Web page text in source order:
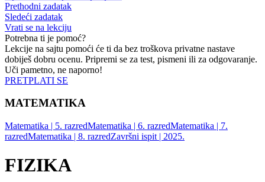
Prethodni zadatak
Sledeći zadatak
Vrati se na lekciju
Potrebna ti je pomoć?
Lekcije na sajtu pomoći će ti da bez troškova privatne nastave
dobiješ dobru ocenu. Pripremi se za test, pismeni ili za odgovaranje.
Uči pametno, ne naporno!
PRETPLATI SE
MATEMATIKA
Matematika | 5. razredMatematika | 6. razredMatematika | 7.
razredMatematika | 8. razredZavršni ispit | 2025.
FIZIKA